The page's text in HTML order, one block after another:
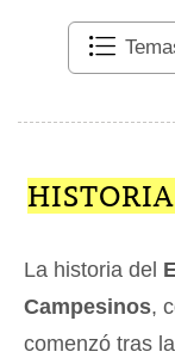
La historia del
Campesinos,
comenzó tras la